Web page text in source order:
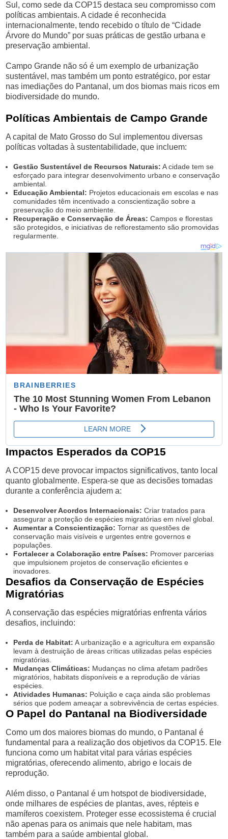
Sul, como sede da COP15 destaca seu compromisso com
políticas ambientais. A cidade é reconhecida
internacionalmente, tendo recebido o título de “Cidade
Árvore do Mundo” por suas práticas de gestão urbana e
preservação ambiental.
Campo Grande não só é um exemplo de urbanização
sustentável, mas também um ponto estratégico, por estar
nas imediações do Pantanal, um dos biomas mais ricos em
biodiversidade do mundo.
Políticas Ambientais de Campo Grande
A capital de Mato Grosso do Sul implementou diversas
políticas voltadas à sustentabilidade, que incluem:
Gestão Sustentável de Recursos Naturais: A cidade tem se
esforçado para integrar desenvolvimento urbano e conservação
ambiental.
Educação Ambiental: Projetos educacionais em escolas e nas
comunidades têm incentivado a conscientização sobre a
preservação do meio ambiente.
Recuperação e Conservação de Áreas: Campos e florestas
são protegidos, e iniciativas de reflorestamento são promovidas
regularmente.
Impactos Esperados da COP15
A COP15 deve provocar impactos significativos, tanto local
quanto globalmente. Espera-se que as decisões tomadas
durante a conferência ajudem a:
Desenvolver Acordos Internacionais: Criar tratados para
assegurar a proteção de espécies migratórias em nível global.
Aumentar a Conscientização: Tornar as questões de
conservação mais visíveis e urgentes entre governos e
populações.
Fortalecer a Colaboração entre Países: Promover parcerias
que impulsionem projetos de conservação eficientes e
inovadores.
Desafios da Conservação de Espécies
Migratórias
A conservação das espécies migratórias enfrenta vários
desafios, incluindo:
Perda de Habitat: A urbanização e a agricultura em expansão
levam à destruição de áreas críticas utilizadas pelas espécies
migratórias.
Mudanças Climáticas: Mudanças no clima afetam padrões
migratórios, habitats disponíveis e a reprodução de várias
espécies.
Atividades Humanas: Poluição e caça ainda são problemas
sérios que podem ameaçar a sobrevivência de certas espécies.
O Papel do Pantanal na Biodiversidade
Como um dos maiores biomas do mundo, o Pantanal é
fundamental para a realização dos objetivos da COP15. Ele
funciona como um habitat vital para várias espécies
migratórias, oferecendo alimento, abrigo e locais de
reprodução.
Além disso, o Pantanal é um hotspot de biodiversidade,
onde milhares de espécies de plantas, aves, répteis e
mamíferos coexistem. Proteger esse ecossistema é crucial
não apenas para os animais que nele habitam, mas
também para a saúde ambiental global.